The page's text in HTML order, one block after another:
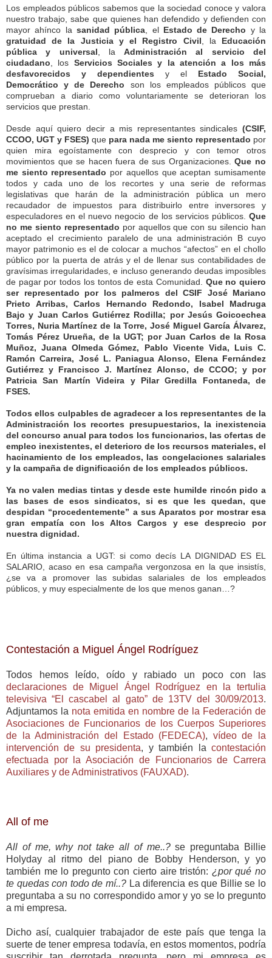
Los empleados públicos sabemos que la sociedad conoce y valora
nuestro trabajo, sabe que quienes han defendido y defienden con
mayor ahínco la sanidad pública , el Estado de Derecho y la
gratuidad de la Justicia y el Registro Civil , la Educación
pública y universal , laAdministración al servicio del
ciudadano , los Servicios Sociales y la atención a los más
desfavorecidos y dependientes y el Estado Social,
Democrático y de Derecho son los empleados públicos que
comprueban a diario como voluntariamente se deterioran los
servicios que prestan.
Desde aquí quiero decir a mis representantes sindicales (CSIF,
CCOO, UGT y FSES) que para nada me siento representado por
quien mira egoístamente con desprecio y con temor otros
movimientos que se hacen fuera de sus Organizaciones.Que no
me siento representado por aquellos que aceptan sumisamente
todos y cada uno de los recortes y una serie de reformas
legislativas que harán de la administración pública un mero
recaudador de impuestos para distribuirlo entre inversores y
especuladores en el nuevo negocio de los servicios públicos. Que
no me siento representado por aquellos que con su silencio han
aceptado el crecimiento paralelo de una administración B cuyo
mayor patrimonio es el de colocar a muchos “afectos” en el chollo
público por la puerta de atrás y el de llenar sus contabilidades de
gravísimas irregularidades, e incluso generando deudas imposibles
de pagar por todos los tontos de esta Comunidad. Que no quiero
ser representado por los palmeros del CSIF José Mariano
Prieto Arribas, Carlos Hernando Redondo, Isabel Madruga
Bajo y Juan Carlos Gutiérrez Rodilla; por Jesús Goicoechea
Torres, Nuria Martínez de la Torre, José Miguel García Álvarez,
Tomás Pérez Urueña, de la UGT; por Juan Carlos de la Rosa
Muñoz, Juana Olmeda Gómez, Pablo Vicente Vida, Luis C.
Ramón Carreira, José L. Paniagua Alonso, Elena Fernández
Gutiérrez y Francisco J. Martínez Alonso, de CCOO; y por
Patricia San Martín Videira y Pilar Gredilla Fontaneda, de
FSES.
Todos ellos culpables de agradecer a los representantes de la
Administración los recortes presupuestarios, la inexistencia
del concurso anual para todos los funcionarios, las ofertas de
empleo inexistentes, el deterioro de los recursos materiales, el
hacinamiento de los empleados, las congelaciones salariales
y la campaña de dignificación de los empleados públicos.
Ya no valen medias tintas y desde este humilde rincón pido a
las bases de esos sindicatos, si es que les quedan, que
despidan “procedentemente” a sus Aparatos por mostrar esa
gran empatía con los Altos Cargos y ese desprecio por
nuestra dignidad.
En última instancia a UGT: si como decís LA DIGNIDAD ES EL
SALARIO, acaso en esa campaña vergonzosa en la que insistís,
¿se va a promover las subidas salariales de los empleados
públicos, y muy especialmente de los que menos ganan…?
Contestación a Miguel Ángel Rodríguez
Todos hemos leído, oído y rabiado un poco con las
declaraciones de Miguel Ángel Rodríguez en la tertulia
televisiva “El cascabel al gato” de 13TV del 30/09/2013.
Adjuntamos la nota emitida en nombre de la Federación de
Asociaciones de Funcionarios de los Cuerpos Superiores
de la Administración del Estado (FEDECA), vídeo de la
intervención de su presidenta, y también lacontestación
efectuada por la Asociación de Funcionarios de Carrera
Auxiliares y de Administrativos (FAUXAD).
All of me
All of me, why not take all of me..?se preguntaba Billie
Holyday al ritmo del piano de Bobby Henderson, y yo
también me lo pregunto con cierto aire tristón: ¿por qué no
te quedas con todo de mí..?La diferencia es que Billie se lo
preguntaba a su no correspondido amor y yo se lo pregunto
a mi empresa.
Dicho así, cualquier trabajador de este país que tenga la
suerte de tener empresa todavía, en estos momentos, podría